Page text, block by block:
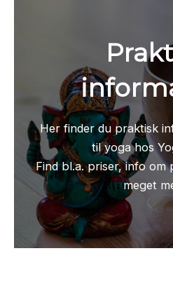
Her finder du praktisk
til yoga hos
Find bl.a. priser, info
meget